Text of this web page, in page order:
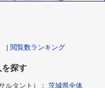
| 閲覧数ランキング
探す
ルタント）： 茨城県全体